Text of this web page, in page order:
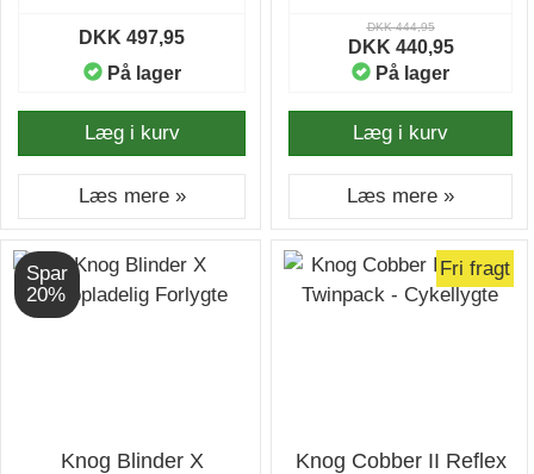
DKK 497,95
På lager
Læg i kurv
Læs mere »
DKK 444,95
DKK 440,95
På lager
Læg i kurv
Læs mere »
Spar
20%
Knog Blinder X
Fri fragt
Knog Cobber II Reflex